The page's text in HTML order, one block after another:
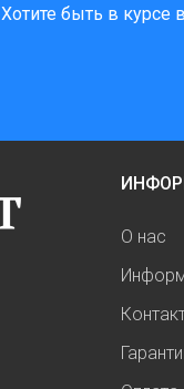
Хотите быть в курсе
О нас